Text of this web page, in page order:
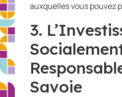
auxquelles vous pouvez
3.
Savoie